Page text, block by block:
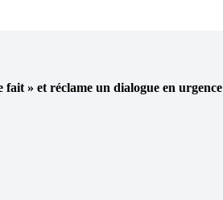
» et réclame un dialogue en urgence